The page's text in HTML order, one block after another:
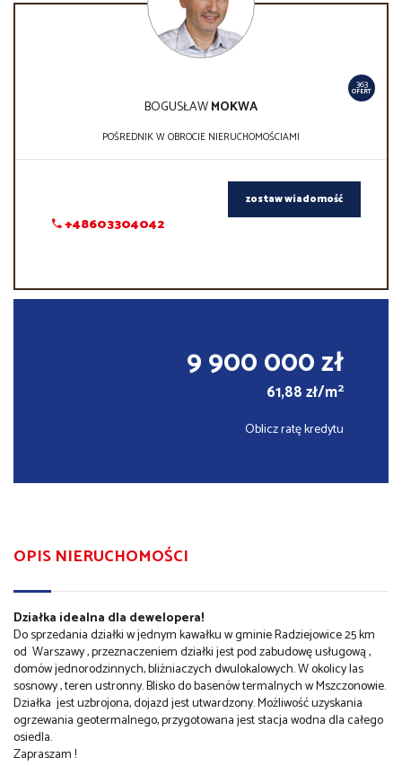
363
OFERT
BOGUSŁAWMOKWA
POŚREDNIK W OBROCIE NIERUCHOMOŚCIAMI
+48603304042
zostaw wiadomość
9 900 000 zł
61,88 zł/m2
Oblicz ratę kredytu
OPIS NIERUCHOMOŚCI
Działka idealna dla dewelopera!
Do sprzedania działki w jednym kawałku w gminie Radziejowice 25 km
od Warszawy , przeznaczeniem działki jest pod zabudowę usługową ,
domów jednorodzinnych, bliżniaczych dwulokalowych. W okolicy las
sosnowy , teren ustronny. Blisko do basenów termalnych w Mszczonowie.
Działka jest uzbrojona, dojazd jest utwardzony. Możliwość uzyskania
ogrzewania geotermalnego, przygotowana jest stacja wodna dla całego
osiedla.
Zapraszam !